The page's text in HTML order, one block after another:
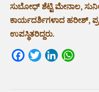
ಸುಬೋಧ್ ಶೆಟ್ಟಿ ಮೇನಾಲ,
ಕಾರ್ಯದರ್ಶಿಗಳಾದ ಹರೀಶ್,
ಉಪಸ್ಥಿತರಿದ್ದರು.
FacebookTwitterLinkedIn